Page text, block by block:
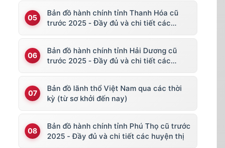
Bản đồ hành chính tỉnh Thanh Hóa cũ
trước 2025 - Đầy đủ và chi tiết các
Bản đồ hành chính tỉnh Hải Dương cũ
trước 2025 - Đầy đủ và chi tiết các
Bản đồ lãnh thổ Việt Nam qua các thời
kỳ (từ sơ khởi đến nay)
Bản đồ hành chính tỉnh Phú Thọ cũ trước
2025 - Đầy đủ và chi tiết các huyện thị